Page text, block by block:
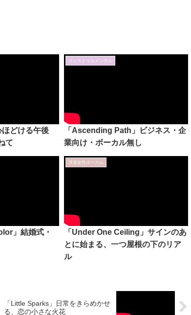
ほどける午後
て
インストゥルメンタル
「Ascending Path」ビジネス・企
業向け・ボーカル無し
」結婚式・
洋楽女性ボーカル
「Under One Ceiling」サインのあ
とに始まる、一つ屋根の下のリア
ル
「Little Sparks」日常をきらめかせ
る、恋の小さな火花